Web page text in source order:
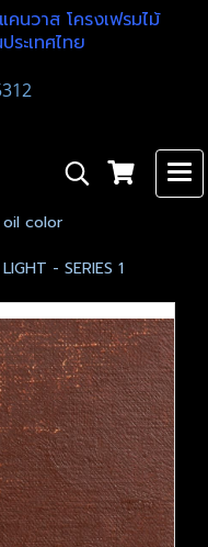
นวาส โครงเฟรมไม้
ะเทศไทย
color
- SERIES 1